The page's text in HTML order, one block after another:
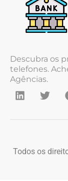
Descubra os
telefones.
Agências.
Todos os